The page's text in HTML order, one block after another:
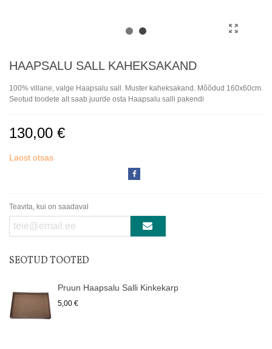
HAAPSALU SALL KAHEKSAKAND
100% villane, valge Haapsalu sall. Muster kaheksakand. Mõõdud 160x60cm.
Seotud toodete alt saab juurde osta Haapsalu salli pakendi
130,00 €
Laost otsas
Teavita, kui on saadaval
SEOTUD TOOTED
Pruun Haapsalu Salli Kinkekarp
5,00 €